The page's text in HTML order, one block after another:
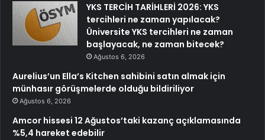
YKS TERCİH TARİHLERİ 2026: YKS
tercihleri ne zaman yapılacak?
Üniversite YKS tercihleri ne zaman
başlayacak, ne zaman bitecek?
Ağustos 6, 2026
Aurelius’un Ella’s Kitchen sahibini satın almak için
münhasır görüşmelerde olduğu bildiriliyor
Ağustos 6, 2026
Amcor hissesi 12 Ağustos’taki kazanç açıklamasında
%5,4 hareket edebilir